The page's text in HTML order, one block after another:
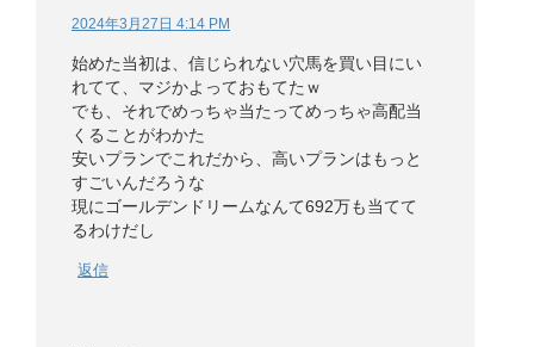
2024年3月27日 4:14 PM
始めた当初は、信じられない穴馬を買い目にい
れてて、マジかよっておもてたｗ
でも、それでめっちゃ当たってめっちゃ高配当
くることがわかた
安いプランでこれだから、高いプランはもっと
すごいんだろうな
現にゴールデンドリームなんて692万も当てて
るわけだし
返信